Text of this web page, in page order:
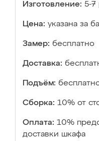
Изготовление: 5-7
Цена: указана за
Замер: бесплатно
Доставка:
Подъём:
Сборка: 10% от
Оплата: 10%
доставки шкафа